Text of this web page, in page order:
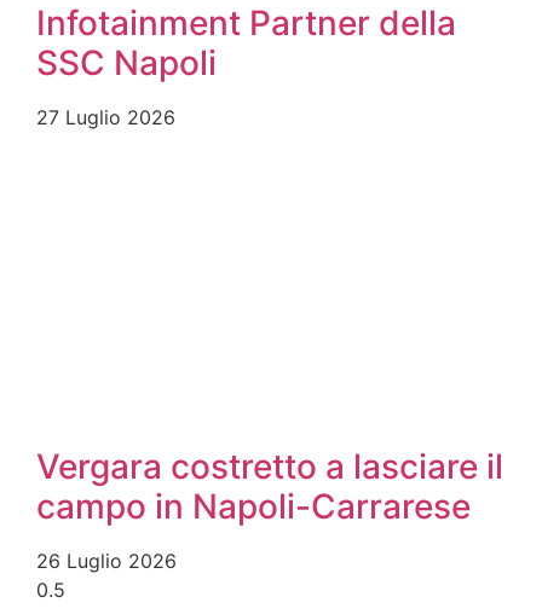
Infotainment Partner della
SSC Napoli
27 Luglio 2026
Vergara costretto a lasciare il
campo in Napoli-Carrarese
26 Luglio 2026